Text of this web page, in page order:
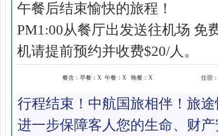
午餐后结束愉快的旅程！
PM1:00从餐厅出发送往机场 免
机请提前预约并收费$20/人。
餐含： 早餐：X 午餐：X 晚餐：X 住宿：
行程结束！中航国旅相伴！旅
进一步保障客人您的生命、财